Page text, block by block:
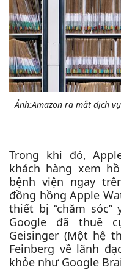
Ảnh:Amazon ra mắt dịch
Trong khi đó,
khách hàng xem
bệnh viện ngay
đồng hồng Apple
thiết bị “chăm
Google đã thuê
Geisinger (Một hệ
Feinberg về lãnh
khỏe như Google